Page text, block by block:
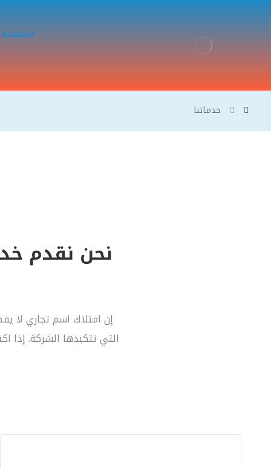
خدماتنا
نحن نقدم
إن امتلاك اسم تجاري لا
التي تتكبدها الشركة. إذا